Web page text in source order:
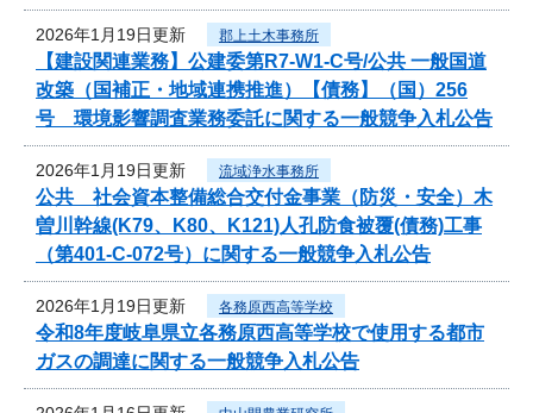
2026年1月19日更新 郡上土木事務所
【建設関連業務】公建委第R7-W1-C号/公共 一般国道
改築（国補正・地域連携推進）【債務】（国）256
号 環境影響調査業務委託に関する一般競争入札公告
2026年1月19日更新 流域浄水事務所
公共 社会資本整備総合交付金事業（防災・安全）木
曽川幹線(K79、K80、K121)人孔防食被覆(債務)工事
（第401-C-072号）に関する一般競争入札公告
2026年1月19日更新 各務原西高等学校
令和8年度岐阜県立各務原西高等学校で使用する都市
ガスの調達に関する一般競争入札公告